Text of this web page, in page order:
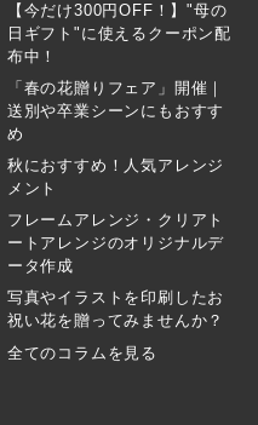
【今だけ300円OFF！】"母の
日ギフト"に使えるクーポン配
布中！
「春の花贈りフェア」開催｜
送別や卒業シーンにもおすす
め
秋におすすめ！人気アレンジ
メント
フレームアレンジ・クリアト
ートアレンジのオリジナルデ
ータ作成
写真やイラストを印刷したお
祝い花を贈ってみませんか？
全てのコラムを見る